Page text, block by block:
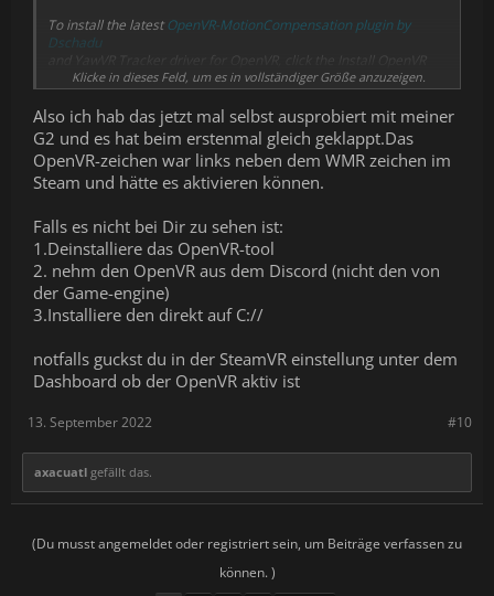
To install the latest OpenVR-MotionCompensation plugin by
Dschadu
and YawVR Tracker driver for OpenVR, click the Install OpenVR
Drivers button
In SteamVR, open the VR menu and open the Motion
compensation panel with
the gear button on the bottom left.
The headset should be automatically selected, on the
trackerselectyawVRTracker,
Problem ist nur, ich komme mit der G2 nicht in dieses Menü (und
auch nicht das vorhergehende Home Menu von SteamVR)
Den Anhang 4523 betrachten
Für sachdienliche Hinweise, wie ich da reinkomme, bin ich
Klicke in dieses Feld, um es in vollständiger Größe anzuzeigen.
Also ich hab das jetzt mal selbst ausprobiert mit meiner
G2 und es hat beim erstenmal gleich geklappt.Das
OpenVR-zeichen war links neben dem WMR zeichen im
Steam und hätte es aktivieren können.
Falls es nicht bei Dir zu sehen ist:
1.Deinstalliere das OpenVR-tool
2. nehm den OpenVR aus dem Discord (nicht den von
der Game-engine)
3.Installiere den direkt auf C://
notfalls guckst du in der SteamVR einstellung unter dem
Dashboard ob der OpenVR aktiv ist
#10
13. September 2022
axacuatl gefällt das.
(Du musst angemeldet oder registriert sein, um Beiträge verfassen zu
können. )